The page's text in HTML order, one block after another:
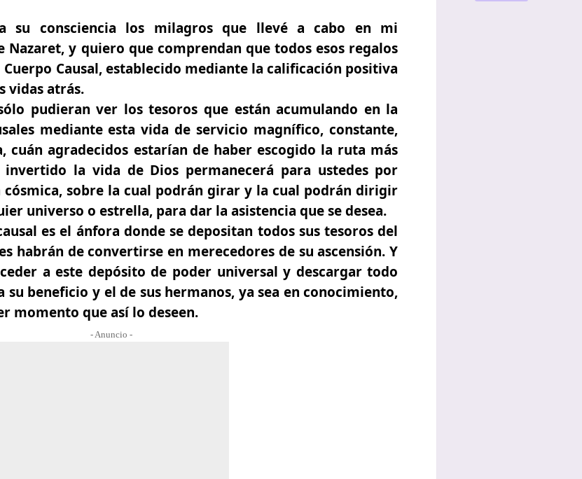
su consciencia los milagros que llevé a cabo en mi
Nazaret, y quiero que comprendan que todos esos regalos
Causal, establecido mediante la calificación positiva
vidas atrás.
pudieran ver los tesoros que están acumulando en la
mediante esta vida de servicio magnífico, constante,
cuán agradecidos estarían de haber escogido la ruta más
la vida de Dios permanecerá para ustedes por
sobre la cual podrán girar y la cual podrán dirigir
universo o estrella, para dar la asistencia que se desea.
es el ánfora donde se depositan todos sus tesoros del
habrán de convertirse en merecedores de su ascensión. Y
a este depósito de poder universal y descargar todo
beneficio y el de sus hermanos, ya sea en conocimiento,
momento que así lo deseen.
- Anuncio -